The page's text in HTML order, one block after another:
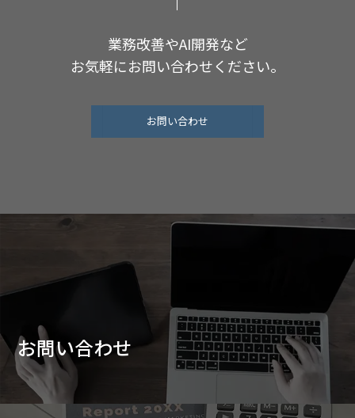
業務改善やAI開発など
お気軽にお問い合わせください。
お問い合わせ
お問い合わせ